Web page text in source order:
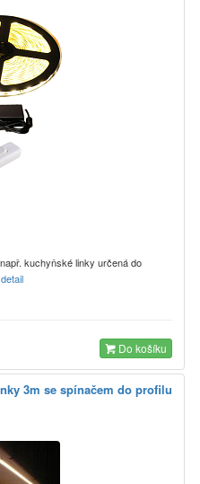
kuchyňské linky určená do
Do košíku
3m se spínačem do profilu